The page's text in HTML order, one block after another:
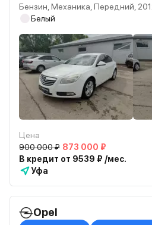
Бензин, Механика, Передний,
Белый
Цена
900 000 ₽ 873 000 ₽
В кредит от 9539 ₽ /мес.
Уфа
Opel